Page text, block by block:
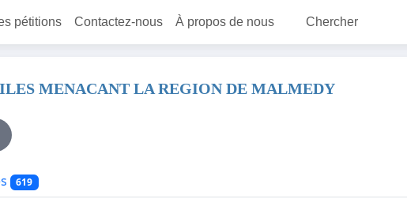
pétitions Contactez-nous À propos de nous Chercher
MENACANT LA REGION DE MALMEDY
619